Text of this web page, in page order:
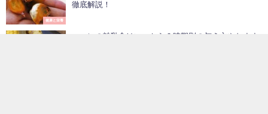
健康と栄養
徹底解説！
コーンの離乳食はいつから？時期別の与え方やおすす